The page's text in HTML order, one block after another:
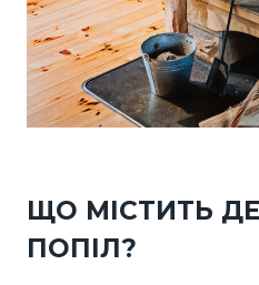
ЩО МІСТИТЬ
ПОПІЛ?